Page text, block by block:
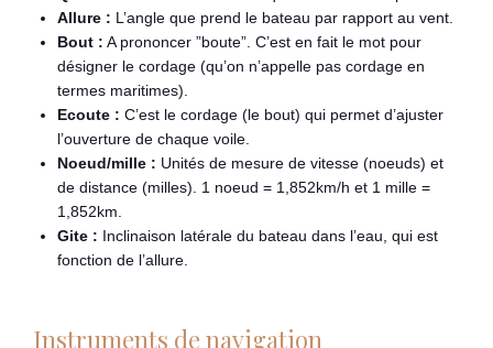
Allure : L’angle que prend le bateau par rapport au vent.
Bout : A prononcer ”boute”. C’est en fait le mot pour
désigner le cordage (qu’on n’appelle pas cordage en
termes maritimes).
Ecoute : C’est le cordage (le bout) qui permet d’ajuster
l’ouverture de chaque voile.
Noeud/mille : Unités de mesure de vitesse (noeuds) et
de distance (milles). 1 noeud = 1,852km/h et 1 mille =
1,852km.
Gite : Inclinaison latérale du bateau dans l’eau, qui est
fonction de l’allure.
Instruments de navigation